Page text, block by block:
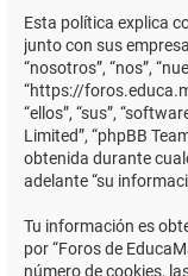
Esta política explica
junto con sus
“nosotros”, “nos”,
“https://
“ellos”, “sus”,
Limited”, “phpBB
obtenida durante
adelante “su
Tu información es
por “Foros de
número de cookies,